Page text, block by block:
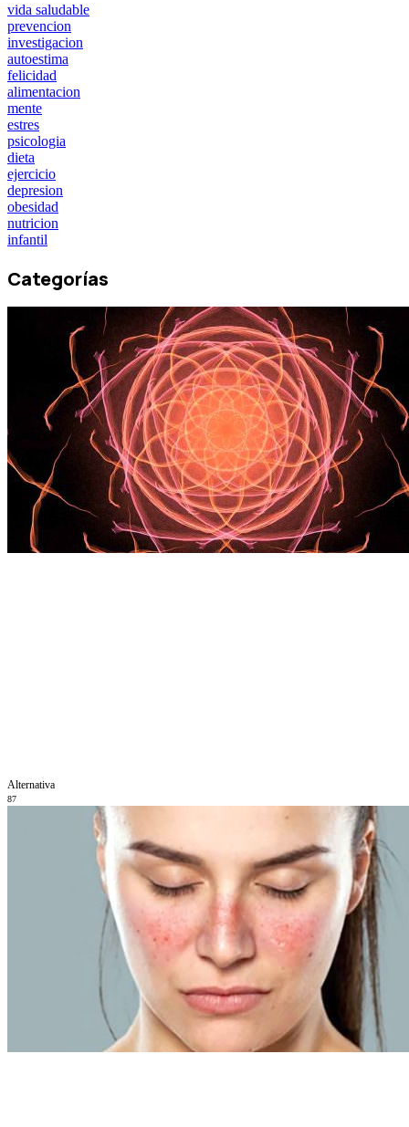
vida saludable
prevencion
investigacion
autoestima
felicidad
alimentacion
mente
estres
psicologia
dieta
ejercicio
depresion
obesidad
nutricion
infantil
Categorías
Alternativa
87